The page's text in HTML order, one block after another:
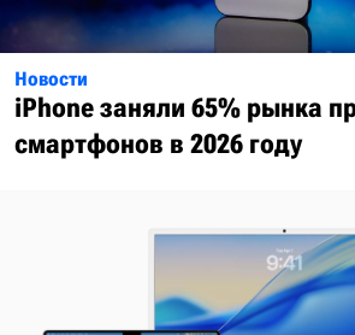
Новости
iPhone заняли 65% рынка
смартфонов в 2026 году